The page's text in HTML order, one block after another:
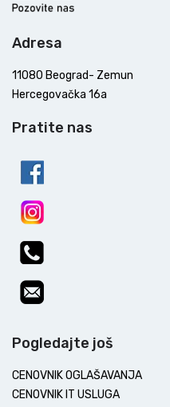
Adresa
11080 Beograd- Zemun
Hercegovačka 16a
Pratite nas
Pogledajte još
CENOVNIK OGLAŠAVANJA
CENOVNIK IT USLUGA